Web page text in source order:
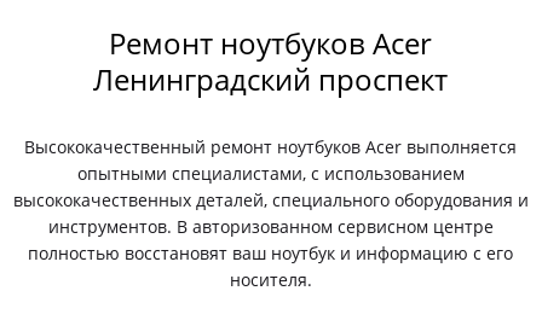
Ремонт ноутбуков Acer
Ленинградский проспект
Высококачественный ремонт ноутбуков Acer выполняется
опытными специалистами, с использованием
высококачественных деталей, специального оборудования и
инструментов. В авторизованном сервисном центре
полностью восстановят ваш ноутбук и информацию с его
носителя.